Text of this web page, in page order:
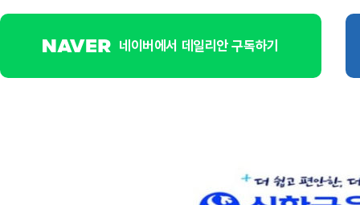
네이버에서 데일리안 구독하기